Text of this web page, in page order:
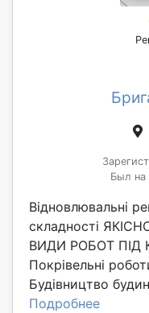
Был на
Відновлювальні
складності
ВИДИ РОБОТ ПІД
Покрівельні
Будівництво
Подробнее